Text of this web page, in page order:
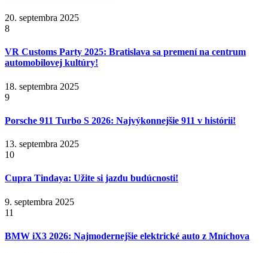
20. septembra 2025
8
VR Customs Party 2025: Bratislava sa premení na centrum
automobilovej kultúry!
18. septembra 2025
9
Porsche 911 Turbo S 2026: Najvýkonnejšie 911 v histórii!
13. septembra 2025
10
Cupra Tindaya: Užite si jazdu budúcnosti!
9. septembra 2025
11
BMW iX3 2026: Najmodernejšie elektrické auto z Mníchova